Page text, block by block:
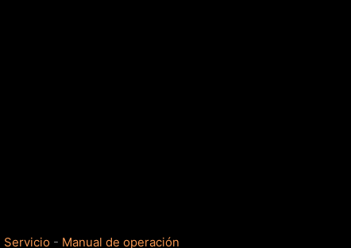
Servicio - Manual de operación